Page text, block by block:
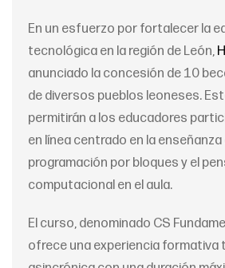
En un esfuerzo por fortalecer la
tecnológica en la región de León,
anunciado la concesión de 10
de diversos pueblos leoneses.
permitirán a los educadores
en línea centrado en la enseñanza
programación por bloques y el
computacional en el aula.
El curso, denominado CS
ofrece una experiencia formativa